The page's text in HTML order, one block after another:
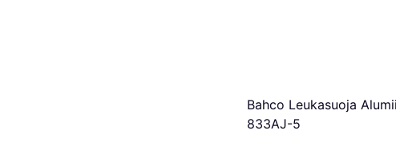
Bahco Leukasuoja
833AJ-5